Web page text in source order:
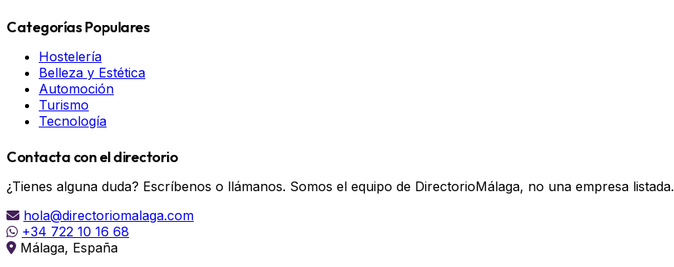
Categorías Populares
Hostelería
Belleza y Estética
Automoción
Turismo
Tecnología
Contacta con el directorio
¿Tienes alguna duda? Escríbenos o llámanos. Somos el equipo de DirectorioMálaga, no una empresa listada.
hola@directoriomalaga.com
+34 722 10 16 68
Málaga, España